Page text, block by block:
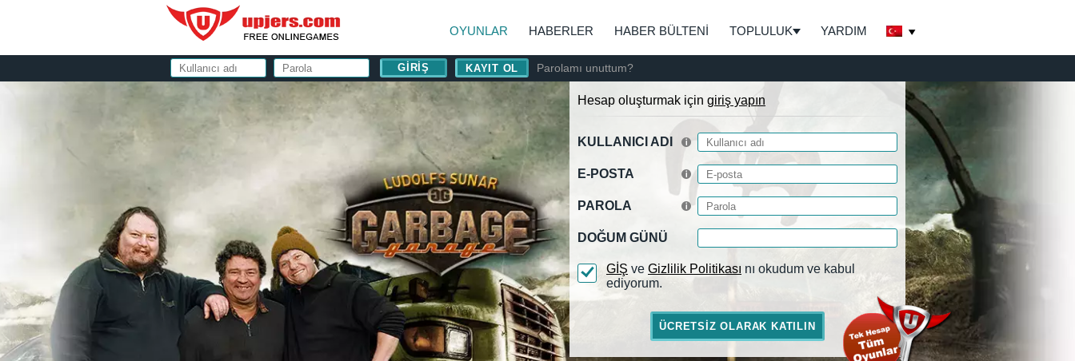
OYUNLAR HABERLER HABER BÜLTENI TOPLULUK YARDIM
KAYIT OL Parolamı unuttum?
Hesap oluşturmak için giriş yapın
KULLANICI ADI
E-POSTA
PAROLA
DOĞUM GÜNÜ
GİŞ ve Gizlilik Politikası nı okudum ve kabul
ediyorum.